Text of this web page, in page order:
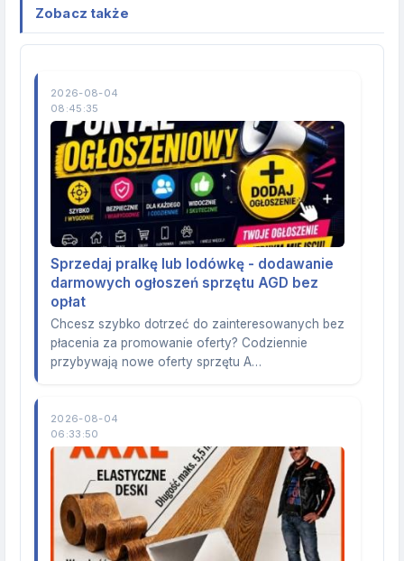
Zobacz także
2026-08-04
08:45:35
Sprzedaj pralkę lub lodówkę - dodawanie
darmowych ogłoszeń sprzętu AGD bez
opłat
Chcesz szybko dotrzeć do zainteresowanych bez
płacenia za promowanie oferty? Codziennie
przybywają nowe oferty sprzętu A…
2026-08-04
06:33:50